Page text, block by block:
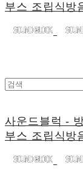
부스 조립식방
사운드블럭 -
부스 조립식방